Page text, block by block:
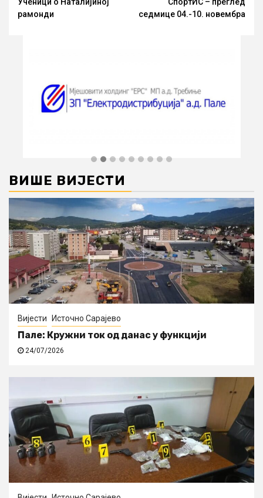
рамонди
седмице 04.-10. новембра
ВИШЕ ВИЈЕСТИ
Вијести Источно Сарајево
Пале: Кружни ток од данас у функцији
24/07/2026